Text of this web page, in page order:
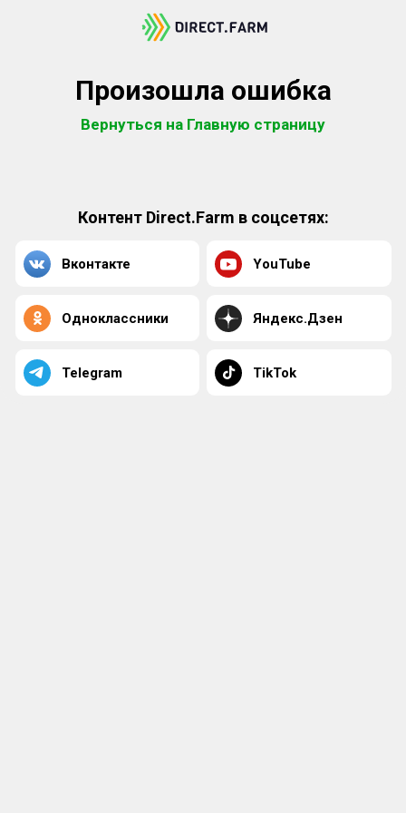
Произошла ошибка
Вернуться на Главную страницу
Контент Direct.Farm в соцсетях:
Вконтакте YouTube
Одноклассники Яндекс.Дзен
Telegram TikTok